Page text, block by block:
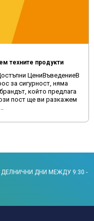
техните продукти
ЦениВъведениеВ
за сигурност, няма
който предлага
пост ще ви разкажем
ДНИ МЕЖДУ 9:30 -